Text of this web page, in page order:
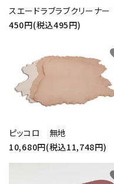
スエードラブラブクリーナー
450円(税込495円)
ピッコロ 無地
10,680円(税込11,748円)